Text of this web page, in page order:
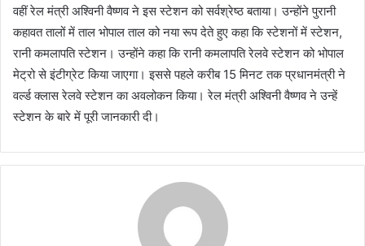
वहीं रेल मंत्री अश्विनी वैष्णव ने इस स्टेशन को सर्वश्रेष्ठ बताया। उन्होंने पुरानी
कहावत तालों में ताल भोपाल ताल को नया रूप देते हुए कहा कि स्टेशनों में स्टेशन,
रानी कमलापति स्टेशन। उन्होंने कहा कि रानी कमलापति रेलवे स्टेशन को भोपाल
मेट्रो से इंटीग्रेट किया जाएगा। इससे पहले करीब 15 मिनट तक प्रधानमंत्री ने
वर्ल्ड क्लास रेलवे स्टेशन का अवलोकन किया। रेल मंत्री अश्विनी वैष्णव ने उन्हें
स्टेशन के बारे में पूरी जानकारी दी।